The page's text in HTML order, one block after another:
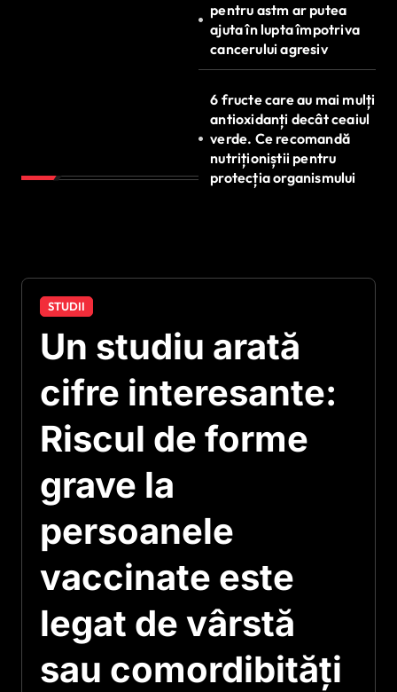
pentru astm ar putea
ajuta în lupta împotriva
cancerului agresiv
6 fructe care au mai mulți
antioxidanți decât ceaiul
verde. Ce recomandă
nutriționiștii pentru
protecția organismului
STUDII
Un studiu arată
cifre interesante:
Riscul de forme
grave la
persoanele
vaccinate este
legat de vârstă
sau comordibităţi